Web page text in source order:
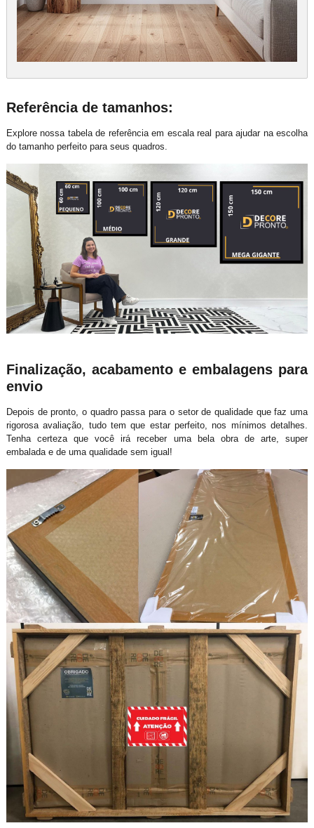
Referência de tamanhos:
Explore nossa tabela de referência em escala real para ajudar na escolha
do tamanho perfeito para seus quadros.
Finalização, acabamento e embalagens para
envio
Depois de pronto, o quadro passa para o setor de qualidade que faz uma
rigorosa avaliação, tudo tem que estar perfeito, nos mínimos detalhes.
Tenha certeza que você irá receber uma bela obra de arte, super
embalada e de uma qualidade sem igual!